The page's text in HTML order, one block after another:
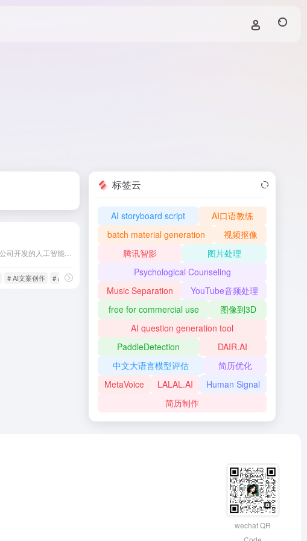
蓝藻AI是云知声公司开发的人工智能内容创作平台，提供AI声音克隆、文字配音和文案创作服务，助力用户高效创作个性化音频内容。
# AI文案创作 # AI配音
标签云
AI storyboard script
AI口语教练
batch material generation
视频抠像
腾讯智影
图片处理
Psychological Counseling
Music Separation
YouTube音频处理
free for commercial use
图像到3D
AI question generation tool
PaddleDetection
DAIR.AI
中文大语言模型评估
简历优化
MetaVoice
LALAL.AI
Human Signal
简历制作
wechat QR